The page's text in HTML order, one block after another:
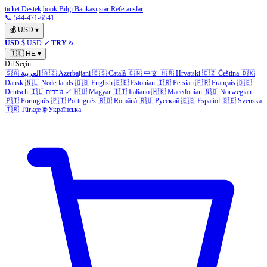
ticket Destek book Bilgi Bankası star Referanslar
📞 544-471-6541
💰 USD ▾
USD $ USD ✓ TRY ₺
🇮🇱 HE ▾
Dil Seçin
🇸🇦 العربية 🇦🇿 Azerbaijani 🇪🇸 Català 🇨🇳 中文 🇭🇷 Hrvatski 🇨🇿 Čeština 🇩🇰
Dansk 🇳🇱 Nederlands 🇬🇧 English 🇪🇪 Estonian 🇮🇷 Persian 🇫🇷 Français 🇩🇪
Deutsch 🇮🇱 עברית ✓ 🇭🇺 Magyar 🇮🇹 Italiano 🇲🇰 Macedonian 🇳🇴 Norwegian
🇵🇹 Português 🇵🇹 Português 🇷🇴 Română 🇷🇺 Русский 🇪🇸 Español 🇸🇪 Svenska
🇹🇷 Türkçe 🌐 Українська